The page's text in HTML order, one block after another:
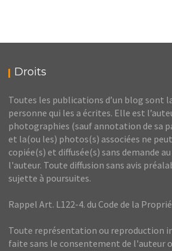
Droits
Toutes les publications d’un blog sont
personne qui les a écrites. Elle est
photographies (sauf annotation de sa
et la(ou les) photos(s) associées ne
copiée(s) et diffusée(s) sans demande
l'auteur. Toute diffusion sans avis
sujette à poursuites.
Rappel Art. L122-4. du Code de la
Toute représentation ou reproduction
faite sans le consentement de l'auteur